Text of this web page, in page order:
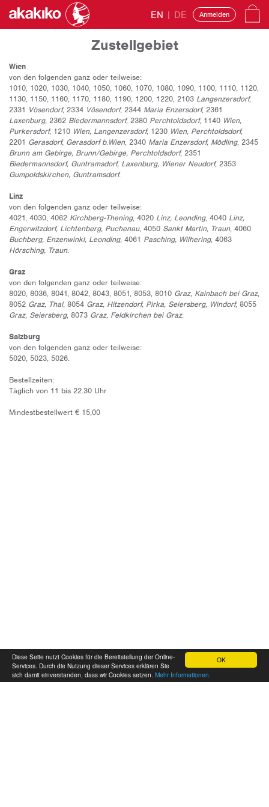
OK
Diese Seite nutzt Cookies für die Bereitstellung der Online-
Services. Durch die Nutzung dieser Services erklären Sie
sich damit einverstanden, dass wir Cookies setzen. Mehr Informationen.
EN | DE Anmelden
Zustellgebiet
Wien
von den folgenden ganz oder teilweise:
1010, 1020, 1030, 1040, 1050, 1060, 1070, 1080, 1090, 1100, 1110, 1120,
1130, 1150, 1160, 1170, 1180, 1190, 1200, 1220, 2103 Langenzersdorf,
2331 Vösendorf, 2334 Vösendorf, 2344 Maria Enzersdorf, 2361
Laxenburg, 2362 Biedermannsdorf, 2380 Perchtoldsdorf, 1140 Wien,
Purkersdorf, 1210 Wien, Langenzersdorf, 1230 Wien, Perchtoldsdorf,
2201 Gerasdorf, Gerasdorf b.Wien, 2340 Maria Enzersdorf, Mödling, 2345
Brunn am Gebirge, Brunn/Gebirge, Perchtoldsdorf, 2351
Biedermannsdorf, Guntramsdorf, Laxenburg, Wiener Neudorf, 2353
Gumpoldskirchen, Guntramsdorf.
Linz
von den folgenden ganz oder teilweise:
4021, 4030, 4062 Kirchberg-Thening, 4020 Linz, Leonding, 4040 Linz,
Engerwitzdorf, Lichtenberg, Puchenau, 4050 Sankt Martin, Traun, 4060
Buchberg, Enzenwinkl, Leonding, 4061 Pasching, Wilhering, 4063
Hörsching, Traun.
Graz
von den folgenden ganz oder teilweise:
8020, 8036, 8041, 8042, 8043, 8051, 8053, 8010 Graz, Kainbach bei Graz,
8052 Graz, Thal, 8054 Graz, Hitzendorf, Pirka, Seiersberg, Windorf, 8055
Graz, Seiersberg, 8073 Graz, Feldkirchen bei Graz.
Salzburg
von den folgenden ganz oder teilweise:
5020, 5023, 5026.
Bestellzeiten:
Täglich von 11 bis 22.30 Uhr
Mindestbestellwert € 15,00